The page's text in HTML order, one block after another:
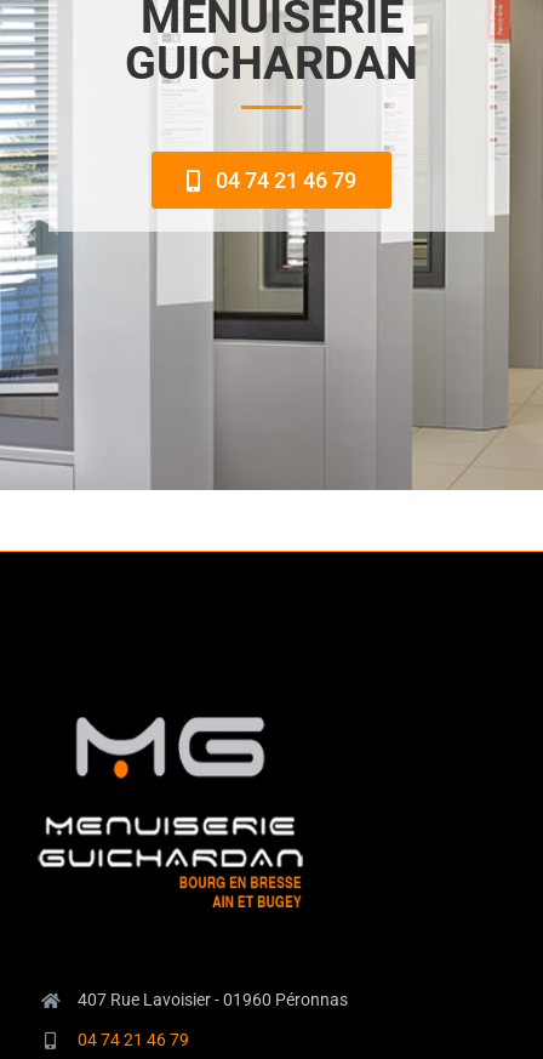
MENUISERIE
GUICHARDAN
04 74 21 46 79
407 Rue Lavoisier - 01960 Péronnas
04 74 21 46 79